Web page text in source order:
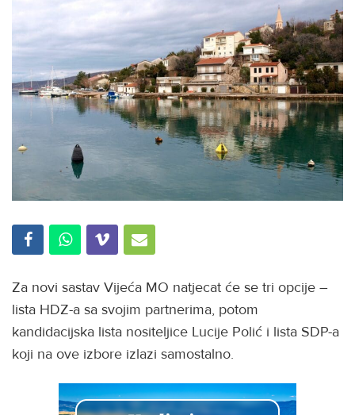
Za novi sastav Vijeća MO natjecat će se tri opcije –
lista HDZ-a sa svojim partnerima, potom
kandidacijska lista nositeljice Lucije Polić i lista SDP-a
koji na ove izbore izlazi samostalno.